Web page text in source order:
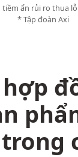
tiềm ẩn rủi ro thua
* Tập đoàn Axi